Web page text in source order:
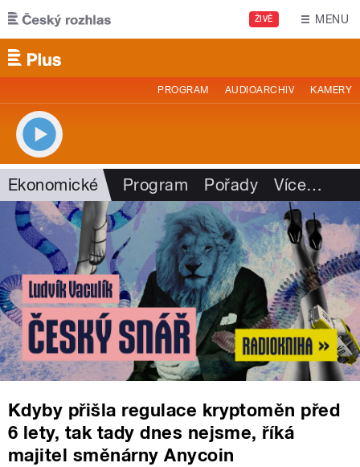
Přejít k hlavnímu obsahu
ŽIVĚ MENU
PROGRAM AUDIOARCHIV KAMERY
Ekonomické Program Pořady Více…
Kdyby přišla regulace kryptoměn před
6 lety, tak tady dnes nejsme, říká
majitel směnárny Anycoin